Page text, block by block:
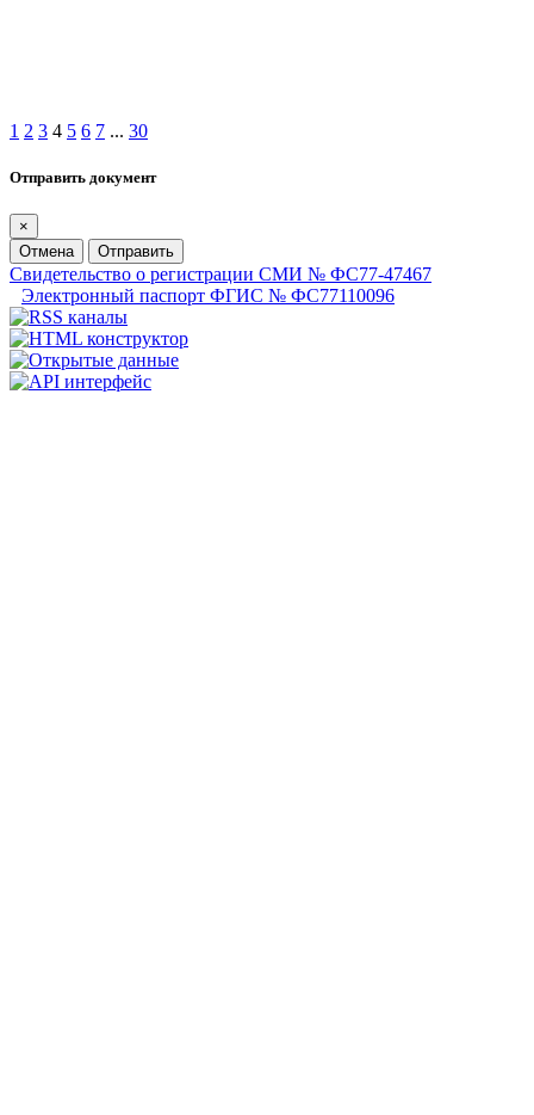
1 2 3 4 5 6 7 ... 30
Отправить документ
×
Отмена
Отправить
Свидетельство о регистрации СМИ № ФС77-47467
Электронный паспорт ФГИС № ФС77110096